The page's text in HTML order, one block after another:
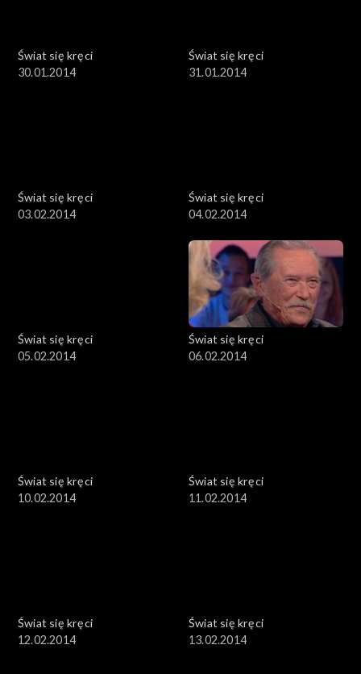
Świat się kręci
30.01.2014
Świat się kręci
31.01.2014
Świat się kręci
03.02.2014
Świat się kręci
04.02.2014
Świat się kręci
05.02.2014
Świat się kręci
06.02.2014
Świat się kręci
10.02.2014
Świat się kręci
11.02.2014
Świat się kręci
12.02.2014
Świat się kręci
13.02.2014